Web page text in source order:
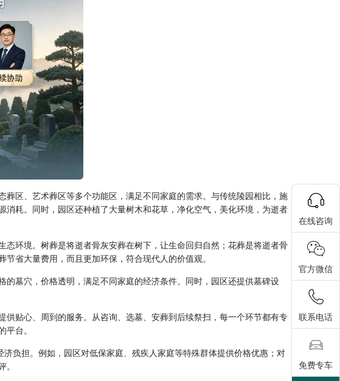
区、艺术葬区等多个功能区，满足不同家庭的需求。与传统陵园相比，施
耗。同时，园区还种植了大量树木和花草，净化空气，美化环境，为逝者
环境。树葬是将逝者骨灰安葬在树下，让生命回归自然；花葬是将逝者骨
省大量费用，而且更加环保，符合现代人的价值观。
墓穴，价格透明，满足不同家庭的经济条件。同时，园区还提供墓碑设
贴心、周到的服务。从咨询、选墓、安葬到后续祭扫，每一个环节都有专
台。
负担。例如，园区对低保家庭、残疾人家庭等特殊群体提供价格优惠；对
在线咨询
官方微信
联系电话
免费专车